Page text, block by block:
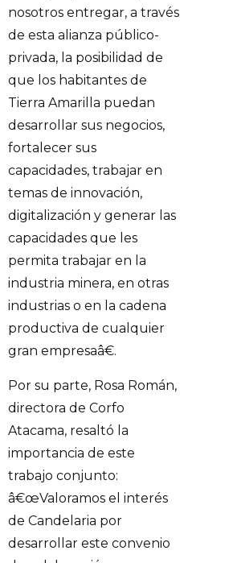
nosotros entregar, a través
de esta alianza público-
privada, la posibilidad de
que los habitantes de
Tierra Amarilla puedan
desarrollar sus negocios,
fortalecer sus
capacidades, trabajar en
temas de innovación,
digitalización y generar las
capacidades que les
permita trabajar en la
industria minera, en otras
industrias o en la cadena
productiva de cualquier
gran empresaâ€.
Por su parte, Rosa Román,
directora de Corfo
Atacama, resaltó la
importancia de este
trabajo conjunto:
â€œValoramos el interés
de Candelaria por
desarrollar este convenio